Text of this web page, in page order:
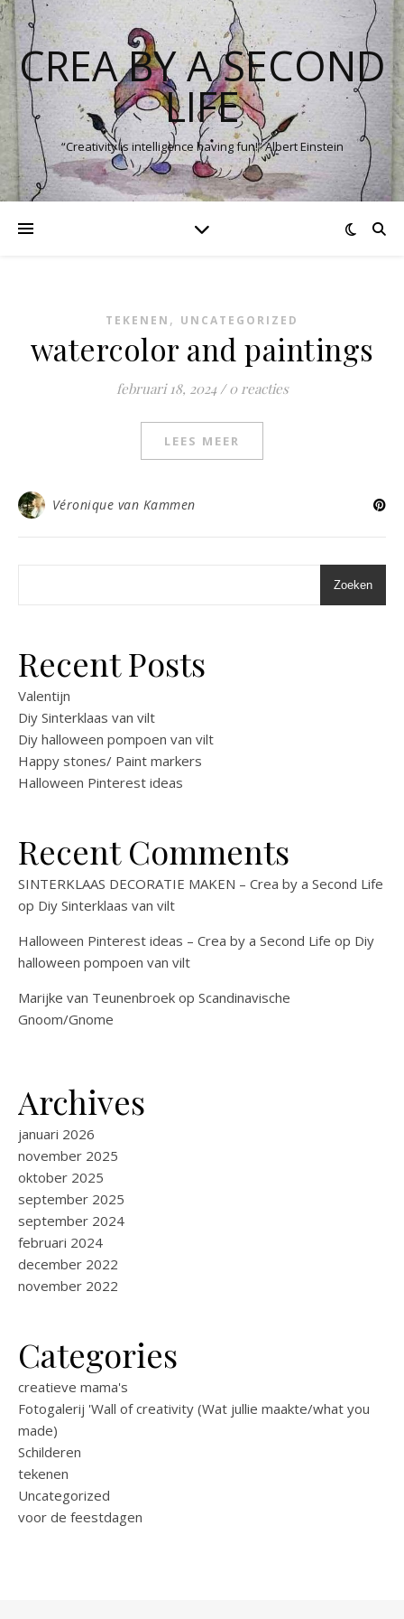
CREA BY A SECOND
LIFE
“Creativity is intelligence having fun!” Albert Einstein
TEKENEN , UNCATEGORIZED
watercolor and paintings
februari 18, 2024 / 0 reacties
LEES MEER
Véronique van Kammen
Zoeken
Recent Posts
Valentijn
Diy Sinterklaas van vilt
Diy halloween pompoen van vilt
Happy stones/ Paint markers
Halloween Pinterest ideas
Recent Comments
SINTERKLAAS DECORATIE MAKEN – Crea by a Second Life
op Diy Sinterklaas van vilt
Halloween Pinterest ideas – Crea by a Second Life op Diy
halloween pompoen van vilt
Marijke van Teunenbroek op Scandinavische
Gnoom/Gnome
Archives
januari 2026
november 2025
oktober 2025
september 2025
september 2024
februari 2024
december 2022
november 2022
Categories
creatieve mama's
Fotogalerij 'Wall of creativity (Wat jullie maakte/what you
made)
Schilderen
tekenen
Uncategorized
voor de feestdagen